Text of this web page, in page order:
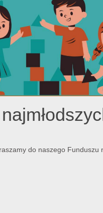
do naszego Funduszu